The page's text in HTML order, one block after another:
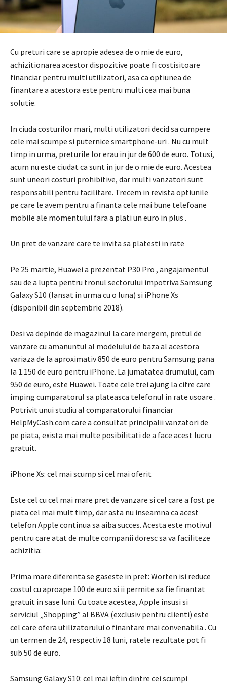
Cu preturi care se apropie adesea de o mie de euro,
achizitionarea acestor dispozitive poate fi costisitoare
financiar pentru multi utilizatori, asa ca optiunea de
finantare a acestora este pentru multi cea mai buna
solutie.
In ciuda costurilor mari, multi utilizatori decid sa cumpere
cele mai scumpe si puternice smartphone-uri . Nu cu mult
timp in urma, preturile lor erau in jur de 600 de euro. Totusi,
acum nu este ciudat ca sunt in jur de o mie de euro. Acestea
sunt uneori costuri prohibitive, dar multi vanzatori sunt
responsabili pentru facilitare. Trecem in revista optiunile
pe care le avem pentru a finanta cele mai bune telefoane
mobile ale momentului fara a plati un euro in plus .
Un pret de vanzare care te invita sa platesti in rate
Pe 25 martie, Huawei a prezentat P30 Pro , angajamentul
sau de a lupta pentru tronul sectorului impotriva Samsung
Galaxy S10 (lansat in urma cu o luna) si iPhone Xs
(disponibil din septembrie 2018).
Desi va depinde de magazinul la care mergem, pretul de
vanzare cu amanuntul al modelului de baza al acestora
variaza de la aproximativ 850 de euro pentru Samsung pana
la 1.150 de euro pentru iPhone. La jumatatea drumului, cam
950 de euro, este Huawei. Toate cele trei ajung la cifre care
imping cumparatorul sa plateasca telefonul in rate usoare .
Potrivit unui studiu al comparatorului financiar
HelpMyCash.com care a consultat principalii vanzatori de
pe piata, exista mai multe posibilitati de a face acest lucru
gratuit.
iPhone Xs: cel mai scump si cel mai oferit
Este cel cu cel mai mare pret de vanzare si cel care a fost pe
piata cel mai mult timp, dar asta nu inseamna ca acest
telefon Apple continua sa aiba succes. Acesta este motivul
pentru care atat de multe companii doresc sa va faciliteze
achizitia:
Prima mare diferenta se gaseste in pret: Worten isi reduce
costul cu aproape 100 de euro si ii permite sa fie finantat
gratuit in sase luni. Cu toate acestea, Apple insusi si
serviciul „Shopping” al BBVA (exclusiv pentru clienti) este
cel care ofera utilizatorului o finantare mai convenabila . Cu
un termen de 24, respectiv 18 luni, ratele rezultate pot fi
sub 50 de euro.
Samsung Galaxy S10: cel mai ieftin dintre cei scumpi